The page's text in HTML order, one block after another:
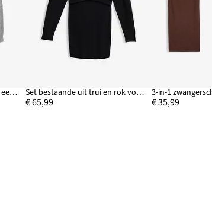
2-dlg. zwangerschapsset van een trui en rok van katoen met glansgaren Set bestaande uit trui en rok voor tijdens de zwangerschap en daarna, van biologisch katoen (2-dlg. set)
€ 65,99 € 35,99